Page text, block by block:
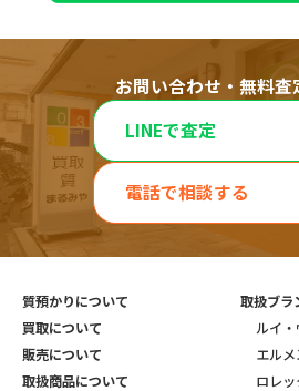
お問い合わせ・無料査
LINEで査定
電話で相談する
質預かりについて
買取について
販売について
取扱商品について
取扱ブラ
ルイ
エルメ
ロレッ